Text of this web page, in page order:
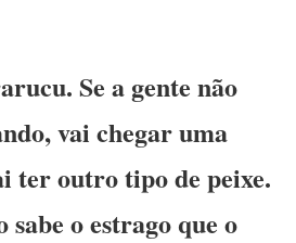
Se a gente não
vai chegar uma
ter outro tipo de peixe.
o estrago que o